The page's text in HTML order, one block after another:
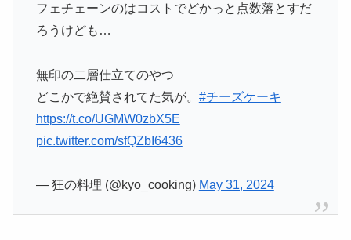
フェチェーンのはコストでどかっと点数落とすだ
ろうけども…
無印の二層仕立てのやつ
どこかで絶賛されてた気が。 #チーズケーキ
https://t.co/UGMW0zbX5E
pic.twitter.com/sfQZbI6436
— 狂の料理 (@kyo_cooking) May 31, 2024